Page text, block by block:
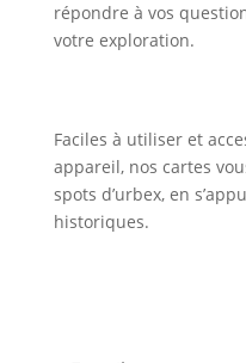
répondre à vos
votre exploration.
Faciles à utiliser et
appareil, nos cartes
spots d’urbex, en
historiques.